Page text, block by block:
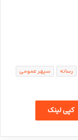
رسانه
سپهر عمومی
کپی لینک